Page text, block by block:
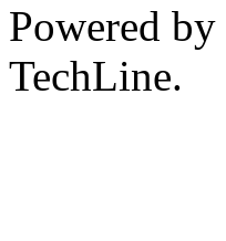
Powered by
TechLine.